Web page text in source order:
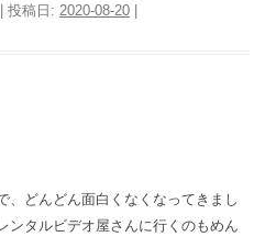
| 投稿日: 2020-08-20 |
、どんどん面白くなくなってきまし
ンタルビデオ屋さんに行くのもめん